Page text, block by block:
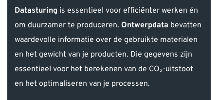
Datasturing is essentieel voor efficiënter werken én
om duurzamer te produceren. Ontwerpdata bevatten
waardevolle informatie over de gebruikte materialen
en het gewicht van je producten. Die gegevens zijn
essentieel voor het berekenen van de CO₂-uitstoot
en het optimaliseren van je processen.